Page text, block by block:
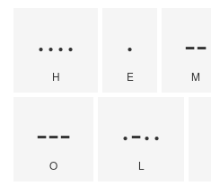
····
H
·
E
--
M
---
O
·-··
L